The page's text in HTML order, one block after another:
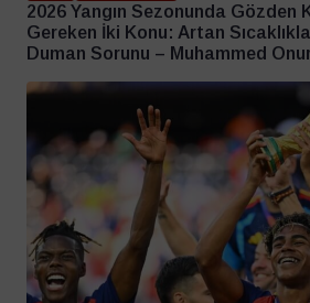
2026 Yangın Sezonunda Gözden
Gereken İki Konu: Artan
Duman Sorunu – Muhammed